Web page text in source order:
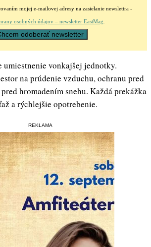
mojej e-mailovej adresy na zasielanie newslettra -
osobných údajov – newsletter EastMag
umiestnenie vonkajšej jednotky.
na prúdenie vzduchu, ochranu pred
hromadením snehu. Každá prekážka
a rýchlejšie opotrebenie.
REKLAMA